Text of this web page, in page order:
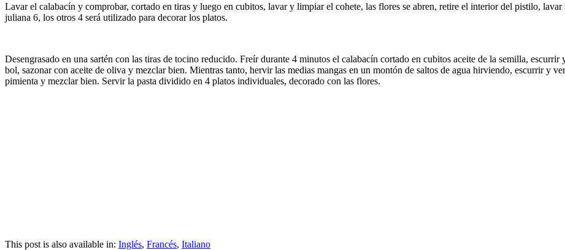
Lavar el calabacín y comprobar, cortado en tiras y luego en cubitos, lavar y limpiar el cohete, las flores se abren, retire el interior del pistilo, lavar
juliana 6, los otros 4 será utilizado para decorar los platos.
Desengrasado en una sartén con las tiras de tocino reducido. Freír durante 4 minutos el calabacín cortado en cubitos aceite de la semilla,
bol, sazonar con aceite de oliva y mezclar bien. Mientras tanto, hervir las medias mangas en un montón de saltos de agua hirviendo, escurrir y
pimienta y mezclar bien. Servir la pasta dividido en 4 platos individuales, decorado con las flores.
This post is also available in: Inglés, Francés, Italiano